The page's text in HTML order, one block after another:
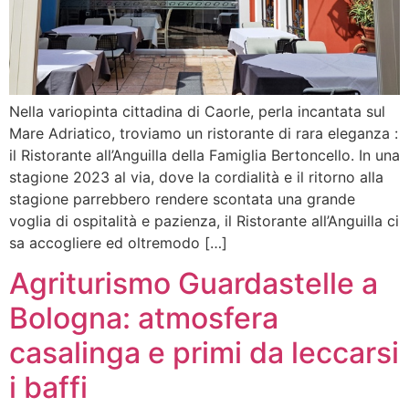
Nella variopinta cittadina di Caorle, perla incantata sul
Mare Adriatico, troviamo un ristorante di rara eleganza :
il Ristorante all’Anguilla della Famiglia Bertoncello. In una
stagione 2023 al via, dove la cordialità e il ritorno alla
stagione parrebbero rendere scontata una grande
voglia di ospitalità e pazienza, il Ristorante all’Anguilla ci
sa accogliere ed oltremodo […]
Agriturismo Guardastelle a
Bologna: atmosfera
casalinga e primi da leccarsi
i baffi